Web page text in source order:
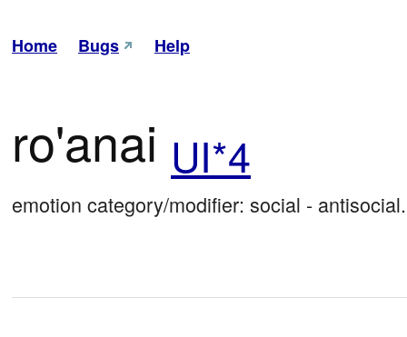
Home Bugs Help
ro'anai UI*4
emotion category/modifier: social - antisocial.